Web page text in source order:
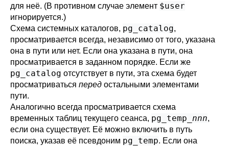
для неё. (В противном случае элемент $user
игнорируется.)
Схема системных каталогов, pg_catalog,
просматривается всегда, независимо от того, указана
она в пути или нет. Если она указана в пути, она
просматривается в заданном порядке. Если же
pg_catalog отсутствует в пути, эта схема будет
просматриваться перед остальными элементами
пути.
Аналогично всегда просматривается схема
временных таблиц текущего сеанса, pg_temp_ nnn,
если она существует. Её можно включить в путь
поиска, указав её псевдоним pg_temp. Если она